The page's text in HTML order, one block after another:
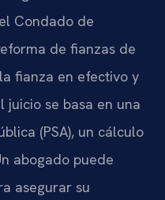
Condado de
de fianzas de
fianza en efectivo y
se basa en una
(PSA), un cálculo
abogado puede
asegurar su